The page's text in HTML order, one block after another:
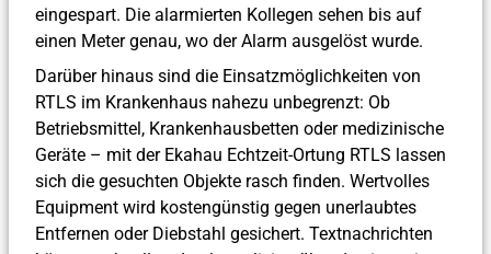
eingespart. Die alarmierten Kollegen sehen bis auf
einen Meter genau, wo der Alarm ausgelöst wurde.
Darüber hinaus sind die Einsatzmöglichkeiten von
RTLS im Krankenhaus nahezu unbegrenzt: Ob
Betriebsmittel, Krankenhausbetten oder medizinische
Geräte – mit der Ekahau Echtzeit-Ortung RTLS lassen
sich die gesuchten Objekte rasch finden. Wertvolles
Equipment wird kostengünstig gegen unerlaubtes
Entfernen oder Diebstahl gesichert. Textnachrichten